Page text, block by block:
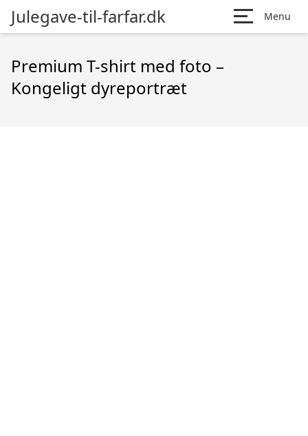
Julegave-til-farfar.dk Menu
Premium T-shirt med foto –
Kongeligt dyreportræt